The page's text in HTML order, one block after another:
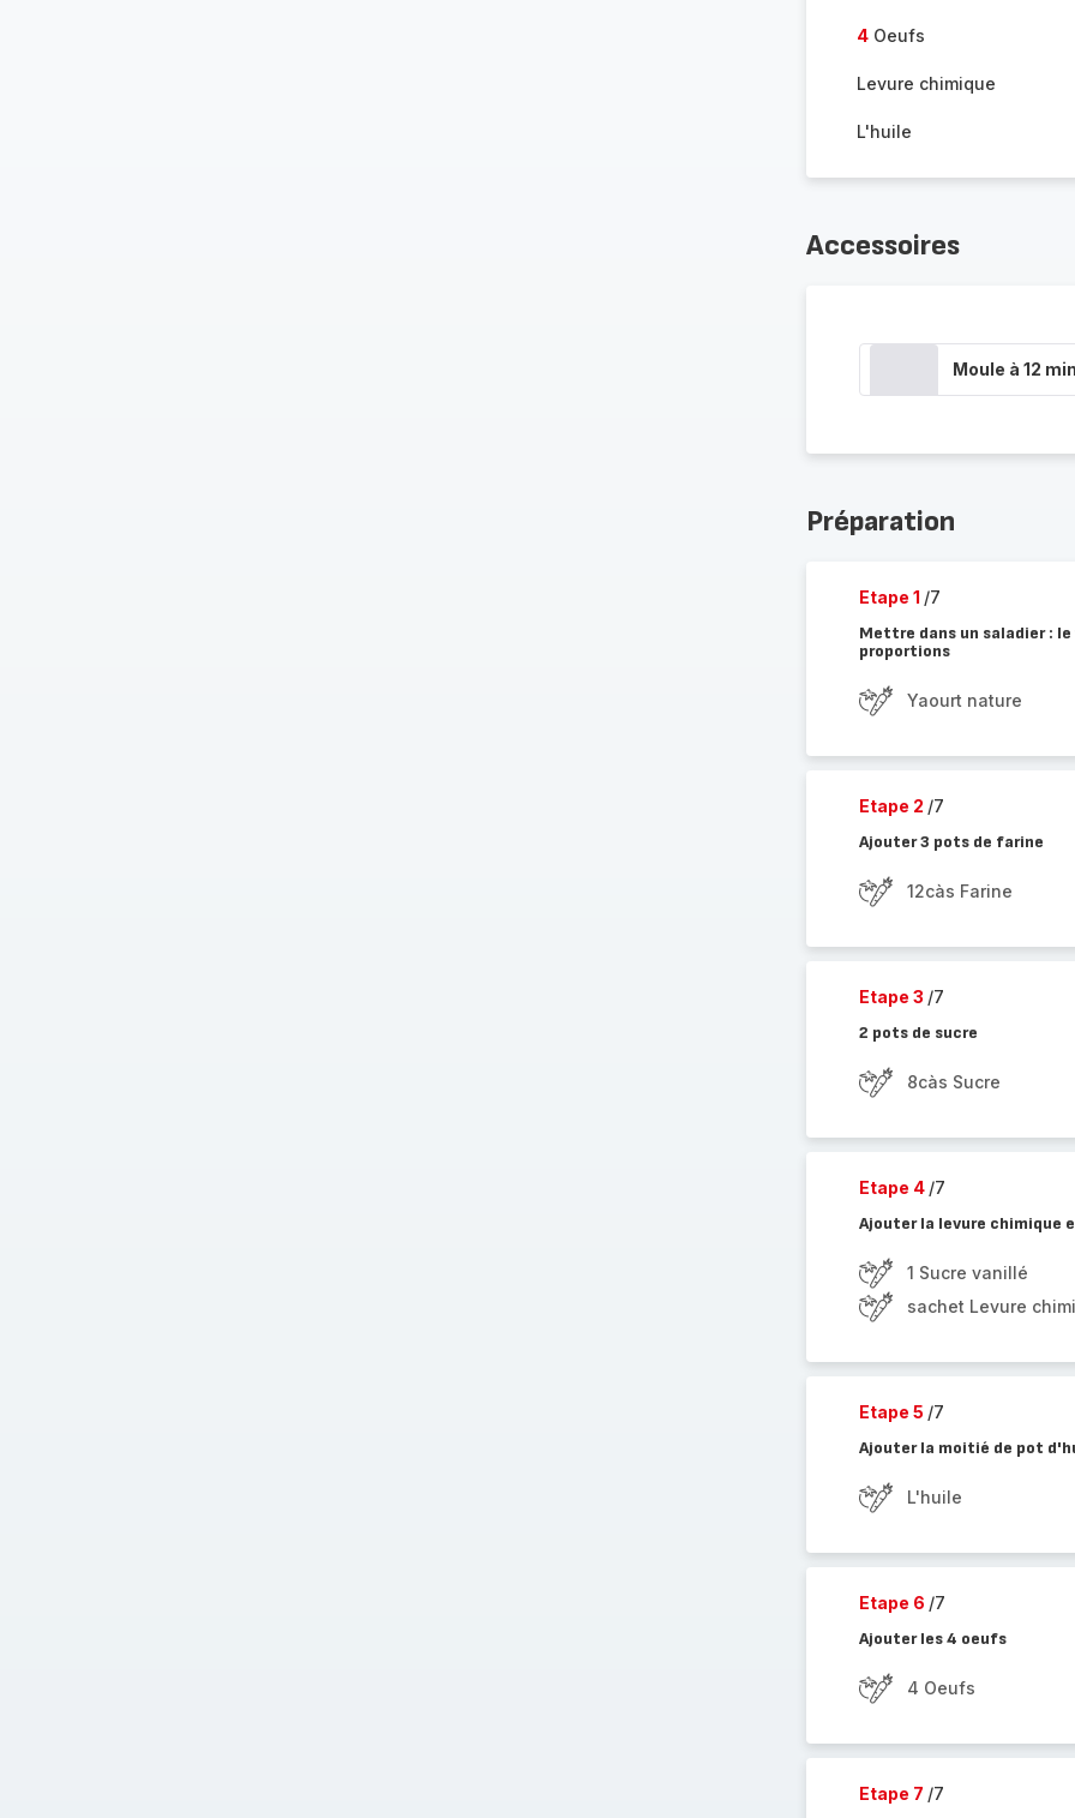
4Oeufs
Levure chimique
L'huile
Accessoires
Moule à 12
Préparation
Etape 1 /7
Mettre dans un saladier :
proportions
Yaourt nature
Etape 2 /7
Ajouter 3 pots de farine
12càs Farine
Etape 3 /7
2 pots de sucre
8càs Sucre
Etape 4 /7
Ajouter la levure chimique
1 Sucre vanillé
sachet Levure
Etape 5 /7
Ajouter la moitié de pot
L'huile
Etape 6 /7
Ajouter les 4 oeufs
4 Oeufs
Etape 7 /7